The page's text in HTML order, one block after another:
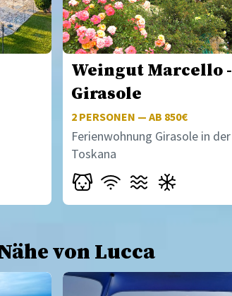
Weingut Marcello -
Girasole
2 PERSONEN — AB 850€
Ferienwohnung Girasole in der
Toskana
von Lucca